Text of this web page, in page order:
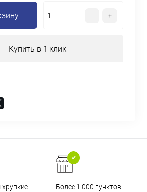
Купить в 1 клик
хрупкие
Более 1 000 пунктов